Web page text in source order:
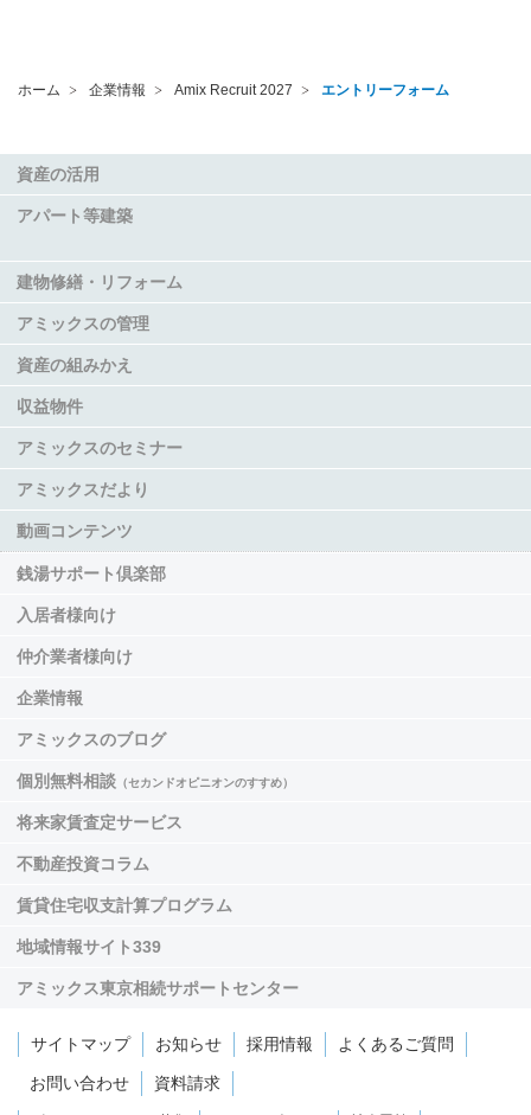
ホーム 企業情報 Amix Recruit 2027 エントリーフォーム
資産の活用
アパート等建築
建物修繕・リフォーム
アミックスの管理
資産の組みかえ
収益物件
アミックスのセミナー
アミックスだより
動画コンテンツ
銭湯サポート倶楽部
入居者様向け
仲介業者様向け
企業情報
アミックスのブログ
個別無料相談 （セカンドオピニオンのすすめ）
将来家賃査定サービス
不動産投資コラム
賃貸住宅収支計算プログラム
地域情報サイト339
アミックス東京相続サポートセンター
サイトマップ お知らせ 採用情報 よくあるご質問
お問い合わせ 資料請求